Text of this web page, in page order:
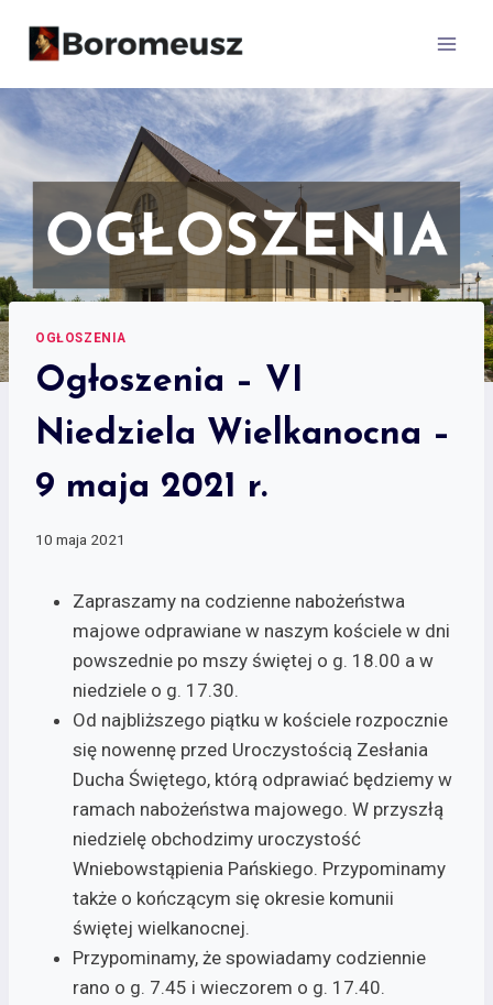
OGŁOSZENIA
Ogłoszenia – VI
Niedziela Wielkanocna –
9 maja 2021 r.
10 maja 2021
Zapraszamy na codzienne nabożeństwa
majowe odprawiane w naszym kościele w dni
powszednie po mszy świętej o g. 18.00 a w
niedziele o g. 17.30.
Od najbliższego piątku w kościele rozpocznie
się nowennę przed Uroczystością Zesłania
Ducha Świętego, którą odprawiać będziemy w
ramach nabożeństwa majowego. W przyszłą
niedzielę obchodzimy uroczystość
Wniebowstąpienia Pańskiego. Przypominamy
także o kończącym się okresie komunii
świętej wielkanocnej.
Przypominamy, że spowiadamy codziennie
rano o g. 7.45 i wieczorem o g. 17.40.